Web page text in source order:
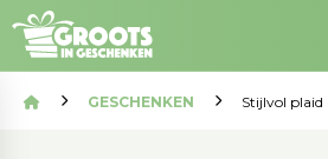
GESCHENKEN Stijlvol plaid